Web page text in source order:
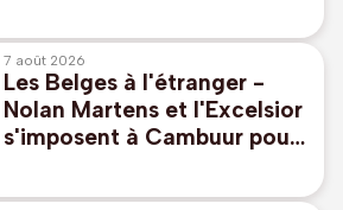
7 août 2026
Les Belges à l'étranger -
Nolan Martens et l'Excelsior
s'imposent à Cambuur pour
Eredivisie